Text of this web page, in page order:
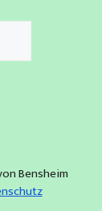
Bensheim